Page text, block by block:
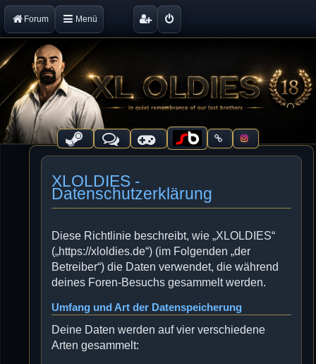
Forum Menü
XLOLDIES -
Datenschutzerklärung
Diese Richtlinie beschreibt, wie „XLOLDIES“
(„https://xloldies.de“) (im Folgenden „der
Betreiber“) die Daten verwendet, die während
deines Foren-Besuchs gesammelt werden.
Umfang und Art der Datenspeicherung
Deine Daten werden auf vier verschiedene
Arten gesammelt: